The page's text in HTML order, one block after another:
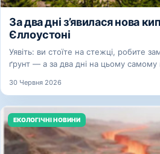
За два дні з’явилася нова
Єллоустоні
Уявіть: ви стоїте на стежці, робите
ґрунт — а за два дні на цьому самому
30 Червня 2026
ЕКОЛОГІЧНІ НОВИНИ